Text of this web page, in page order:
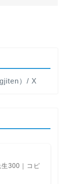
）/ X
300｜コピ